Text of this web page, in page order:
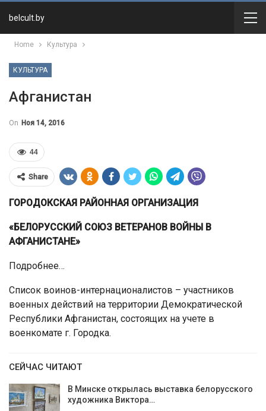
belcult.by
Home Культура
КУЛЬТУРА
Афганистан
On Ноя 14, 2016
44
Share
ГОРОДОКСКАЯ РАЙОННАЯ ОРГАНИЗАЦИЯ
«БЕЛОРУССКИЙ СОЮЗ ВЕТЕРАНОВ ВОЙНЫ В
АФГАНИСТАНЕ»
Подробнее…
Список воинов-интернационалистов – участников
военных действий на территории Демократической
Республики Афганистан, состоящих на учете в
военкомате г. Городка.
СЕЙЧАС ЧИТАЮТ
В Минске открылась выставка белорусского
художника Виктора…